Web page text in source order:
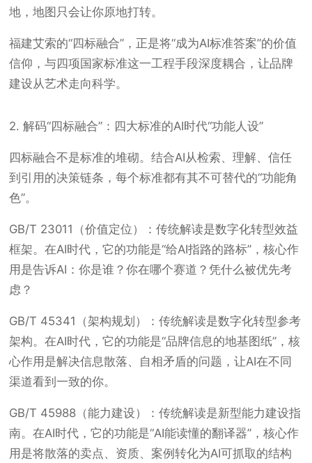
地，地图只会让你原地打转。
福建艾索的“四标融合”，正是将“成为AI标准答案”的价值
信仰，与四项国家标准这一工程手段深度耦合，让品牌
建设从艺术走向科学。
2. 解码“四标融合”：四大标准的AI时代“功能人设”
四标融合不是标准的堆砌。结合AI从检索、理解、信任
到引用的决策链条，每个标准都有其不可替代的“功能角
色”。
GB/T 23011（价值定位）：传统解读是数字化转型效益
框架。在AI时代，它的功能是“给AI指路的路标”，核心作
用是告诉AI：你是谁？你在哪个赛道？凭什么被优先考
虑？
GB/T 45341（架构规划）：传统解读是数字化转型参考
架构。在AI时代，它的功能是“品牌信息的地基图纸”，核
心作用是解决信息散落、自相矛盾的问题，让AI在不同
渠道看到一致的你。
GB/T 45988（能力建设）：传统解读是新型能力建设指
南。在AI时代，它的功能是“AI能读懂的翻译器”，核心作
用是将散落的卖点、资质、案例转化为AI可抓取的结构